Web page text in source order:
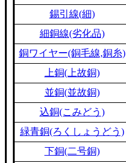
錫引線(細)
細銅線(劣化品)
銅ワイヤー(銅毛線,銅糸)
上銅(上故銅)
並銅(並故銅)
込銅(こみどう)
緑青銅(ろくしょうどう)
下銅(二号銅)